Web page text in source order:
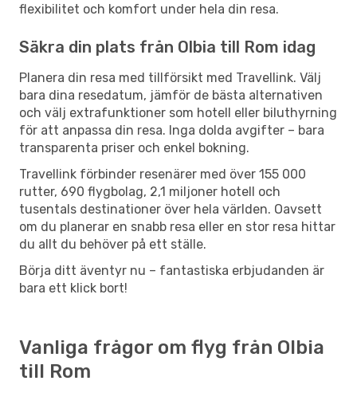
flexibilitet och komfort under hela din resa.
Säkra din plats från Olbia till Rom idag
Planera din resa med tillförsikt med Travellink. Välj
bara dina resedatum, jämför de bästa alternativen
och välj extrafunktioner som hotell eller biluthyrning
för att anpassa din resa. Inga dolda avgifter – bara
transparenta priser och enkel bokning.
Travellink förbinder resenärer med över 155 000
rutter, 690 flygbolag, 2,1 miljoner hotell och
tusentals destinationer över hela världen. Oavsett
om du planerar en snabb resa eller en stor resa hittar
du allt du behöver på ett ställe.
Börja ditt äventyr nu – fantastiska erbjudanden är
bara ett klick bort!
Vanliga frågor om flyg från Olbia
till Rom